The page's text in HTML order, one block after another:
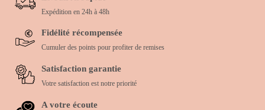
Expédition en 24h à 48h
Fidélité récompensée
Cumuler des points pour profiter de remises
Satisfaction garantie
Votre satisfaction est notre priorité
A votre écoute